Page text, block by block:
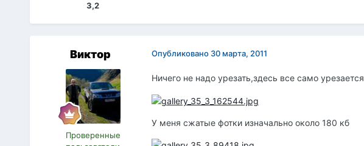
3,2
Виктор
Проверенные
Опубликовано 30 марта, 2011
Ничего не надо урезать,здесь все само урезается
У меня сжатые фотки изначально около 180 кб